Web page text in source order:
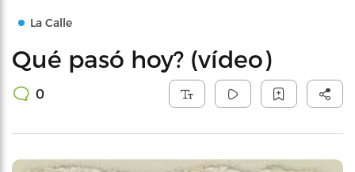
La Calle
Qué pasó hoy? (vídeo)
0